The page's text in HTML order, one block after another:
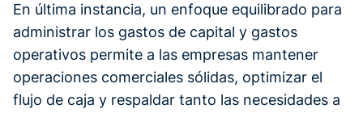
En última instancia, un enfoque equilibrado para
administrar los gastos de capital y gastos
operativos permite a las empresas mantener
operaciones comerciales sólidas, optimizar el
flujo de caja y respaldar tanto las necesidades a